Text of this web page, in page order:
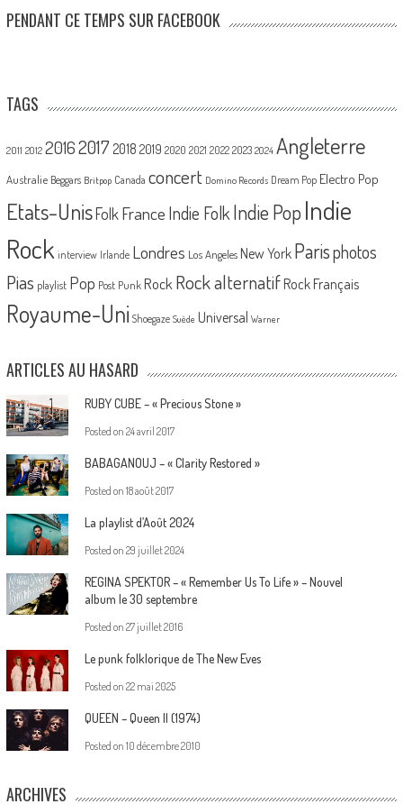
PENDANT CE TEMPS SUR FACEBOOK
TAGS
2011 2012 20162017 2018 2019 2020 2021 2022 2023 2024 Angleterre
Australie Beggars Britpop Canada concert Domino Records Dream Pop Electro Pop
Etats-UnisFolk France Indie Folk Indie PopIndie
Rock interview Irlande Londres Los Angeles New York Parisphotos
Pias playlist Pop Post Punk Rock Rock alternatif Rock Français
Royaume-Uni Shoegaze Suède Universal Warner
ARTICLES AU HASARD
RUBY CUBE – « Precious Stone »
Posted on 24 avril 2017
BABAGANOUJ – « Clarity Restored »
Posted on 18 août 2017
La playlist d’Août 2024
Posted on 29 juillet 2024
REGINA SPEKTOR – « Remember Us To Life » – Nouvel
album le 30 septembre
Posted on 27 juillet 2016
Le punk folklorique de The New Eves
Posted on 22 mai 2025
QUEEN – Queen II (1974)
Posted on 10 décembre 2010
ARCHIVES